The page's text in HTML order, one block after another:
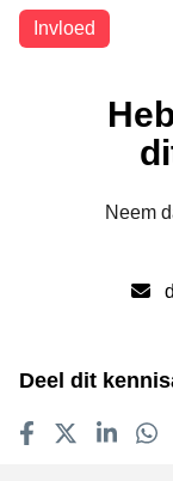
Onderwerpen
Invloed
Neem
Deel dit